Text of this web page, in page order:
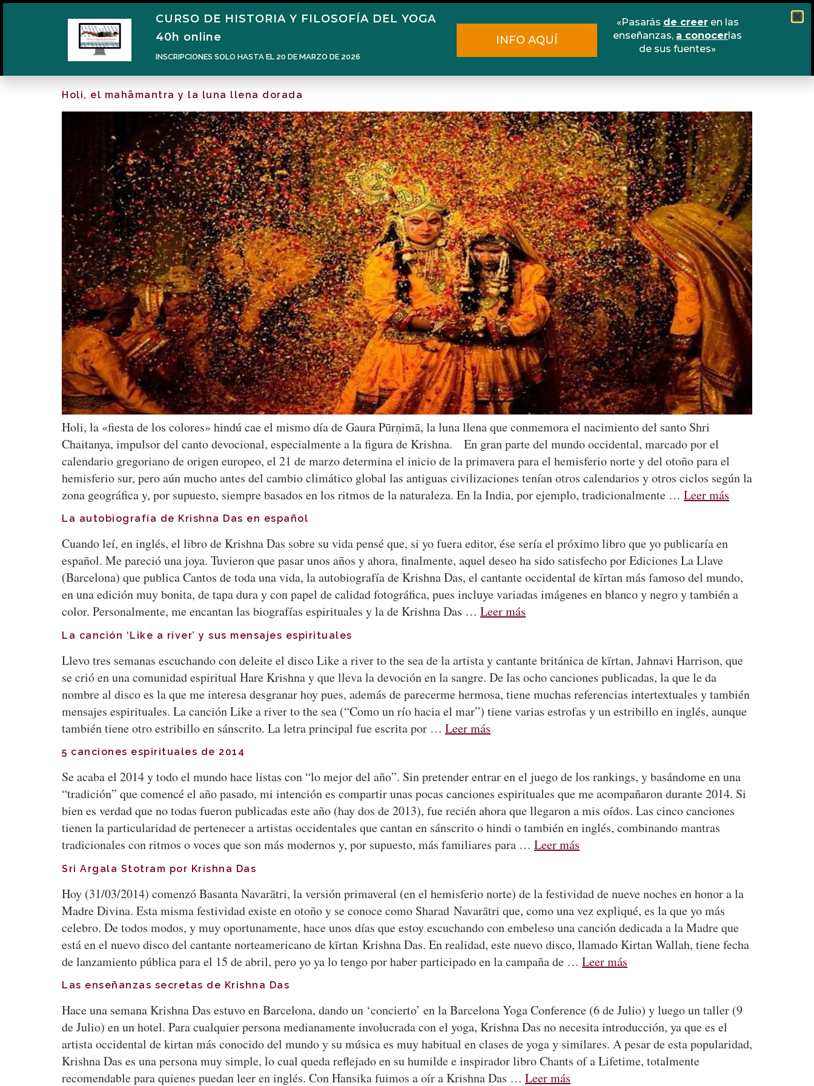
Narén Herrero Blog Cursos Escuela online
Holi, el mahāmantra y la luna llena dorada
Holi, la «fiesta de los colores» hindú cae el mismo día de Gaura Pūrṇimā, la luna llena que conmemora el nacimiento del santo Shri
Chaitanya, impulsor del canto devocional, especialmente a la figura de Krishna. En gran parte del mundo occidental, marcado por el
calendario gregoriano de origen europeo, el 21 de marzo determina el inicio de la primavera para el hemisferio norte y del otoño para el
hemisferio sur, pero aún mucho antes del cambio climático global las antiguas civilizaciones tenían otros calendarios y otros ciclos según la
zona geográfica y, por supuesto, siempre basados en los ritmos de la naturaleza. En la India, por ejemplo, tradicionalmente … Leer más
La autobiografía de Krishna Das en español
Cuando leí, en inglés, el libro de Krishna Das sobre su vida pensé que, si yo fuera editor, ése sería el próximo libro que yo publicaría en
español. Me pareció una joya. Tuvieron que pasar unos años y ahora, finalmente, aquel deseo ha sido satisfecho por Ediciones La Llave
(Barcelona) que publica Cantos de toda una vida, la autobiografía de Krishna Das, el cantante occidental de kīrtan más famoso del mundo,
en una edición muy bonita, de tapa dura y con papel de calidad fotográfica, pues incluye variadas imágenes en blanco y negro y también a
color. Personalmente, me encantan las biografías espirituales y la de Krishna Das … Leer más
La canción ‘Like a river’ y sus mensajes espirituales
Llevo tres semanas escuchando con deleite el disco Like a river to the sea de la artista y cantante británica de kīrtan, Jahnavi Harrison, que
se crió en una comunidad espiritual Hare Krishna y que lleva la devoción en la sangre. De las ocho canciones publicadas, la que le da
nombre al disco es la que me interesa desgranar hoy pues, además de parecerme hermosa, tiene muchas referencias intertextuales y también
mensajes espirituales. La canción Like a river to the sea (“Como un río hacia el mar”) tiene varias estrofas y un estribillo en inglés, aunque
también tiene otro estribillo en sánscrito. La letra principal fue escrita por … Leer más
5 canciones espirituales de 2014
Se acaba el 2014 y todo el mundo hace listas con “lo mejor del año”. Sin pretender entrar en el juego de los rankings, y basándome en una
“tradición” que comencé el año pasado, mi intención es compartir unas pocas canciones espirituales que me acompañaron durante 2014. Si
bien es verdad que no todas fueron publicadas este año (hay dos de 2013), fue recién ahora que llegaron a mis oídos. Las cinco canciones
tienen la particularidad de pertenecer a artistas occidentales que cantan en sánscrito o hindi o también en inglés, combinando mantras
tradicionales con ritmos o voces que son más modernos y, por supuesto, más familiares para … Leer más
Sri Argala Stotram por Krishna Das
Hoy (31/03/2014) comenzó Basanta Navarātri, la versión primaveral (en el hemisferio norte) de la festividad de nueve noches en honor a la
Madre Divina. Esta misma festividad existe en otoño y se conoce como Sharad Navarātri que, como una vez expliqué, es la que yo más
celebro. De todos modos, y muy oportunamente, hace unos días que estoy escuchando con embeleso una canción dedicada a la Madre que
está en el nuevo disco del cantante norteamericano de kīrtan Krishna Das. En realidad, este nuevo disco, llamado Kirtan Wallah, tiene fecha
de lanzamiento pública para el 15 de abril, pero yo ya lo tengo por haber participado en la campaña de … Leer más
Las enseñanzas secretas de Krishna Das
Hace una semana Krishna Das estuvo en Barcelona, dando un ‘concierto’ en la Barcelona Yoga Conference (6 de Julio) y luego un taller (9
de Julio) en un hotel. Para cualquier persona medianamente involucrada con el yoga, Krishna Das no necesita introducción, ya que es el
artista occidental de kirtan más conocido del mundo y su música es muy habitual en clases de yoga y similares. A pesar de esta popularidad,
Krishna Das es una persona muy simple, lo cual queda reflejado en su humilde e inspirador libro Chants of a Lifetime, totalmente
recomendable para quienes puedan leer en inglés. Con Hansika fuimos a oír a Krishna Das … Leer más
CURSO DE HISTORIA Y FILOSOFÍA DEL YOGA
40h online
INSCRIPCIONES SOLO HASTA EL 20 DE MARZO DE 2026
INFO AQUÍ
«Pasarás de creeren las
enseñanzas, a conocerlas
de sus fuentes»